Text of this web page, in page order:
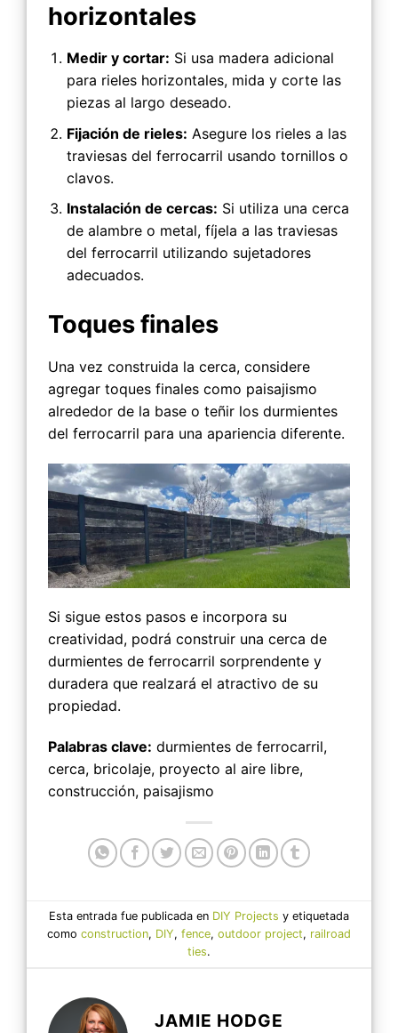
horizontales
Medir y cortar: Si usa madera adicional
para rieles horizontales, mida y corte las
piezas al largo deseado.
Fijación de rieles: Asegure los rieles a las
traviesas del ferrocarril usando tornillos o
clavos.
Instalación de cercas: Si utiliza una cerca
de alambre o metal, fíjela a las traviesas
del ferrocarril utilizando sujetadores
adecuados.
Toques finales
Una vez construida la cerca, considere
agregar toques finales como paisajismo
alrededor de la base o teñir los durmientes
del ferrocarril para una apariencia diferente.
Si sigue estos pasos e incorpora su
creatividad, podrá construir una cerca de
durmientes de ferrocarril sorprendente y
duradera que realzará el atractivo de su
propiedad.
Palabras clave: durmientes de ferrocarril,
cerca, bricolaje, proyecto al aire libre,
construcción, paisajismo
Esta entrada fue publicada en DIY Projects y etiquetada
como construction, DIY, fence, outdoor project, railroad
ties.
JAMIE HODGE